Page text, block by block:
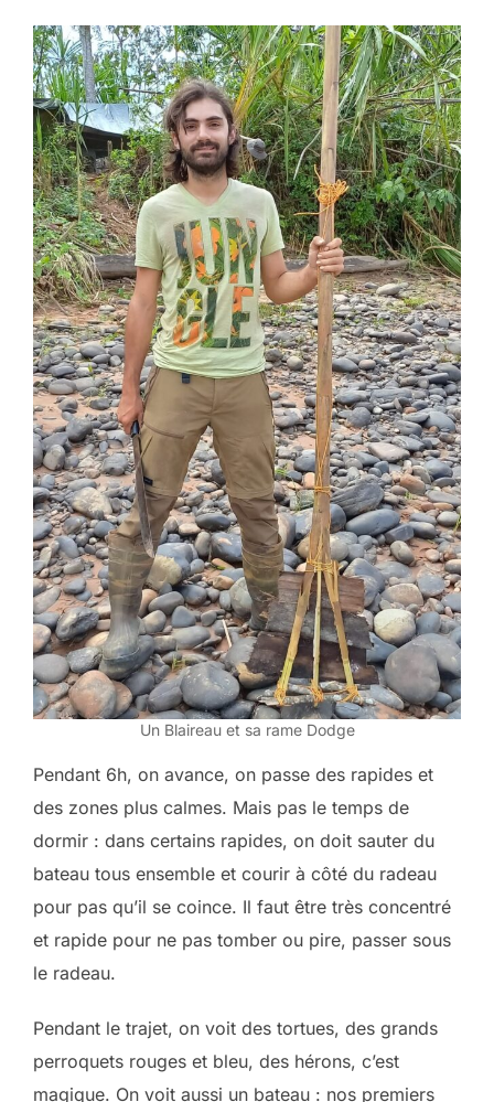
Un Blaireau et sa rame Dodge
Pendant 6h, on avance, on passe des rapides et
des zones plus calmes. Mais pas le temps de
dormir : dans certains rapides, on doit sauter du
bateau tous ensemble et courir à côté du radeau
pour pas qu’il se coince. Il faut être très concentré
et rapide pour ne pas tomber ou pire, passer sous
le radeau.
Pendant le trajet, on voit des tortues, des grands
perroquets rouges et bleu, des hérons, c’est
magique. On voit aussi un bateau : nos premiers